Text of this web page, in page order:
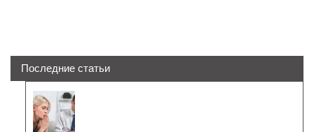
Последние статьи